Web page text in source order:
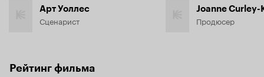
Арт Уоллес
Сценарист
Joanne Curley-
Продюсер
Рейтинг фильма